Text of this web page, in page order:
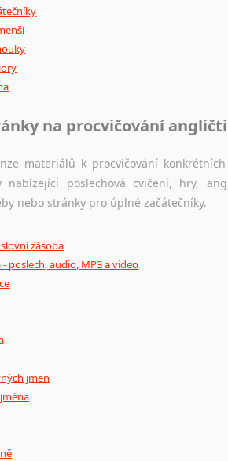
na procvičování
materiálů k procvičování
nabízející poslechová cvičení, hry,
nebo stránky pro úplné začátečníky.
zásoba
poslech, audio, MP3 a video
jmen